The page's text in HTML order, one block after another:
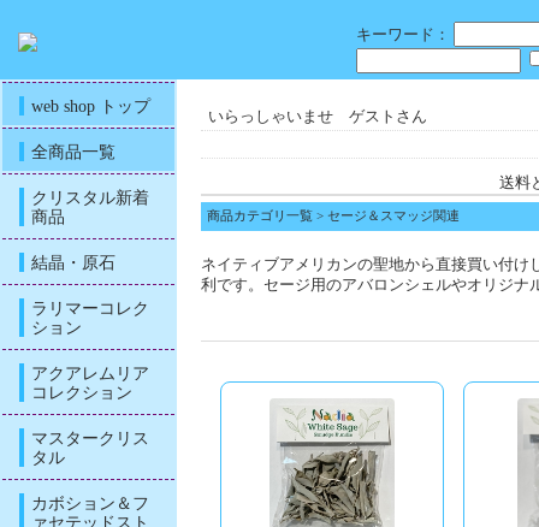
キーワード：
web shop トップ
全商品一覧
クリスタル新着
商品
結晶・原石
ラリマーコレク
ション
アクアレムリア
コレクション
マスタークリス
タル
カボション＆フ
ァセテッドスト
いらっしゃいませ ゲストさん
送料
商品カテゴリ一覧 > セージ＆スマッジ関連
ネイティブアメリカンの聖地から直接買い付
利です。セージ用のアバロンシェルやオリジナ